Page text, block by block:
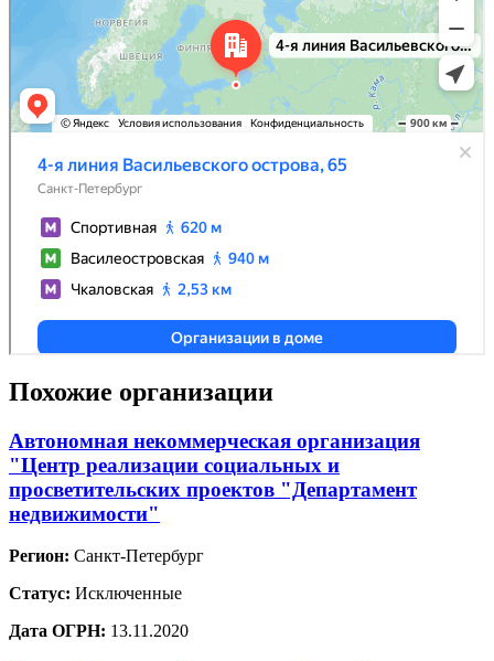
Похожие организации
Автономная некоммерческая организация
"Центр реализации социальных и
просветительских проектов "Департамент
недвижимости"
Регион: Санкт-Петербург
Статус: Исключенные
Дата ОГРН: 13.11.2020